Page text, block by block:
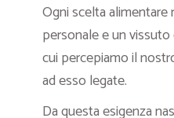
Ogni scelta alimentare
personale e un
cui percepiamo il
ad esso legate.
Da questa esigenza